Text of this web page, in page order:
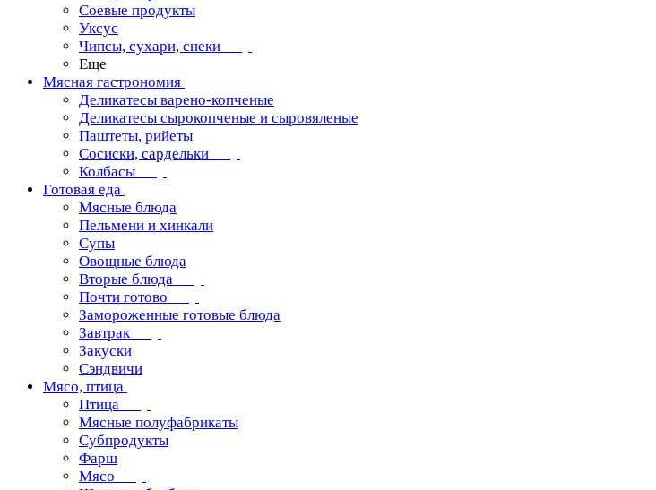
Соевые продукты
Уксус
Чипсы, сухари, снеки
Еще
Мясная гастрономия
Деликатесы варено-копченые
Деликатесы сырокопченые и сыровяленые
Паштеты, рийеты
Сосиски, сардельки
Колбасы
Готовая еда
Мясные блюда
Пельмени и хинкали
Супы
Овощные блюда
Вторые блюда
Почти готово
Замороженные готовые блюда
Завтрак
Закуски
Сэндвичи
Мясо, птица
Птица
Мясные полуфабрикаты
Субпродукты
Фарш
Мясо